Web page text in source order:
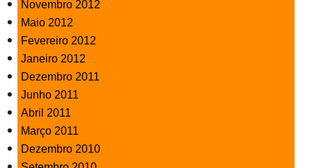
Novembro 2012
Maio 2012
Fevereiro 2012
Janeiro 2012
Dezembro 2011
Junho 2011
Abril 2011
Março 2011
Dezembro 2010